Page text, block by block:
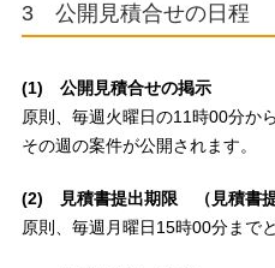
3 公開見積合せの日程
(1) 公開見積合せの掲示
原則、毎週火曜日の11時00分か
その週の案件が公開されます。
(2) 見積書提出期限 （見積書提
原則、毎週月曜日15時00分まで